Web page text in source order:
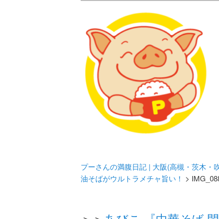
プーさんの満
豊中・箕面)
化してます。
プーさんの満腹日記 | 大阪(高槻・茨木・
油そばがウルトラメチャ旨い！ >